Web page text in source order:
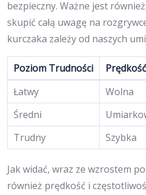
bezpieczny. Ważne jest
skupić całą uwagę na
kurczaka zależy od naszych
Poziom Trudności
Łatwy
Wolna
Średni
Trudny
Szybka
Jak widać, wraz ze wzrostem
również prędkość i